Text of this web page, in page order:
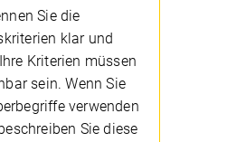
Sie die
klar und
Kriterien müssen
sein. Wenn Sie
verwenden
Sie diese